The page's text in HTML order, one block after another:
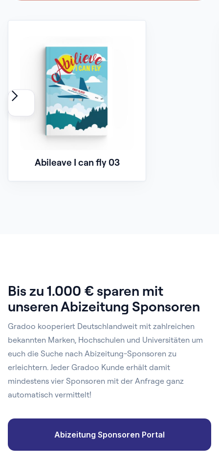
Abileave I can fly 03
Bis zu 1.000 € sparen mit
unseren Abizeitung Sponsoren
Gradoo kooperiert Deutschlandweit mit zahlreichen
bekannten Marken, Hochschulen und Universitäten um
euch die Suche nach Abizeitung-Sponsoren zu
erleichtern. Jeder Gradoo Kunde erhält damit
mindestens vier Sponsoren mit der Anfrage ganz
automatisch vermittelt!
Abizeitung Sponsoren Portal